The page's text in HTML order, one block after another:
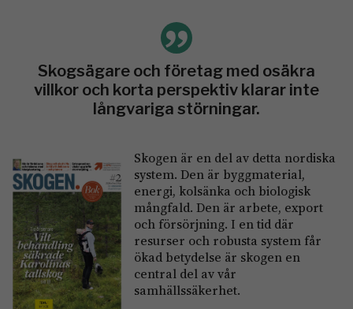
Skogsägare och företag med osäkra
villkor och korta perspektiv klarar inte
långvariga störningar.
Skogen är en del av detta nordiska
system. Den är byggmaterial,
energi, kolsänka och biologisk
mångfald. Den är arbete, export
och försörjning. I en tid där
resurser och robusta system får
ökad betydelse är skogen en
central del av vår
samhällssäkerhet.